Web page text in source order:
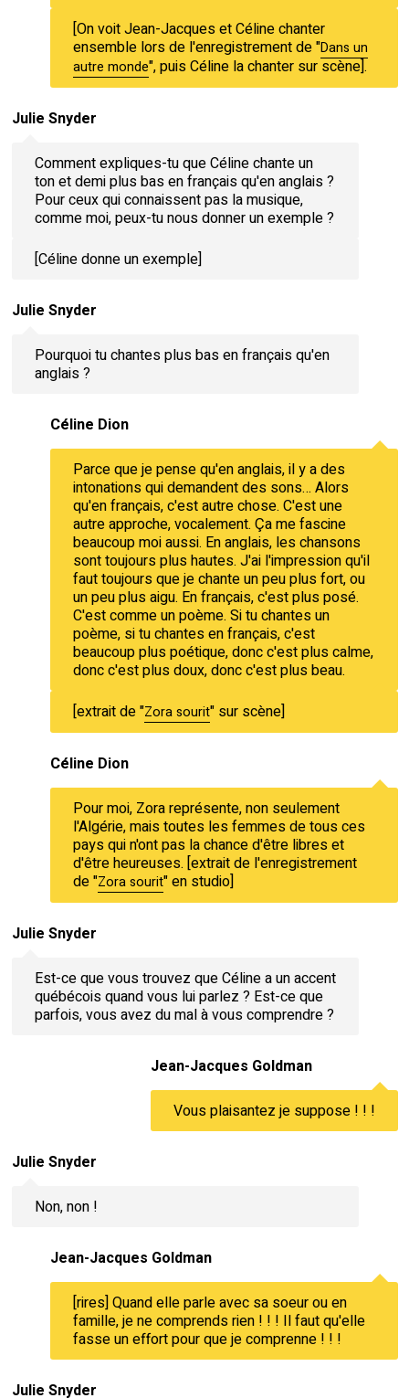
[On voit Jean-Jacques et Céline chanter
ensemble lors de l'enregistrement de "Dans un
autre monde", puis Céline la chanter sur scène].
Julie Snyder
Comment expliques-tu que Céline chante un
ton et demi plus bas en français qu'en anglais ?
Pour ceux qui connaissent pas la musique,
comme moi, peux-tu nous donner un exemple ?
[Céline donne un exemple]
Julie Snyder
Pourquoi tu chantes plus bas en français qu'en
anglais ?
Céline Dion
Parce que je pense qu'en anglais, il y a des
intonations qui demandent des sons… Alors
qu'en français, c'est autre chose. C'est une
autre approche, vocalement. Ça me fascine
beaucoup moi aussi. En anglais, les chansons
sont toujours plus hautes. J'ai l'impression qu'il
faut toujours que je chante un peu plus fort, ou
un peu plus aigu. En français, c'est plus posé.
C'est comme un poème. Si tu chantes un
poème, si tu chantes en français, c'est
beaucoup plus poétique, donc c'est plus calme,
donc c'est plus doux, donc c'est plus beau.
[extrait de "Zora sourit" sur scène]
Céline Dion
Pour moi, Zora représente, non seulement
l'Algérie, mais toutes les femmes de tous ces
pays qui n'ont pas la chance d'être libres et
d'être heureuses. [extrait de l'enregistrement
de "Zora sourit" en studio]
Julie Snyder
Est-ce que vous trouvez que Céline a un accent
québécois quand vous lui parlez ? Est-ce que
parfois, vous avez du mal à vous comprendre ?
Jean-Jacques Goldman
Vous plaisantez je suppose ! ! !
Julie Snyder
Non, non !
Jean-Jacques Goldman
[rires] Quand elle parle avec sa soeur ou en
famille, je ne comprends rien ! ! ! Il faut qu'elle
fasse un effort pour que je comprenne ! ! !
Julie Snyder